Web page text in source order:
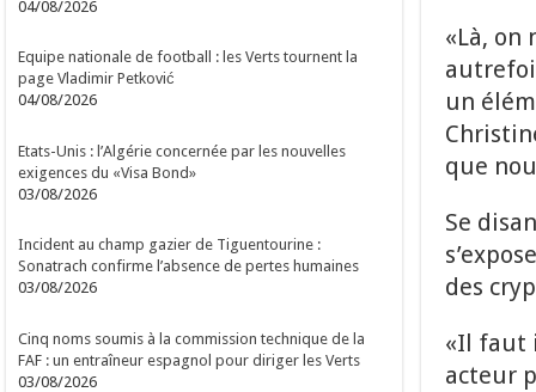
«Là, on
un
que
Se
des
«Il faut
acteur
04/08/2026
Equipe nationale de football : les Verts tournent la
page Vladimir Petković
04/08/2026
Etats-Unis : l’Algérie concernée par les nouvelles
exigences du «Visa Bond»
03/08/2026
Incident au champ gazier de Tiguentourine :
Sonatrach confirme l’absence de pertes humaines
03/08/2026
Cinq noms soumis à la commission technique de la
FAF : un entraîneur espagnol pour diriger les Verts
03/08/2026